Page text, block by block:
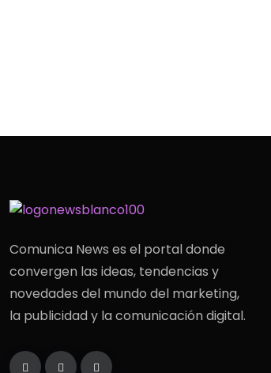
Comunica News es el portal donde
convergen las ideas, tendencias y
novedades del mundo del marketing,
la publicidad y la comunicación digital.